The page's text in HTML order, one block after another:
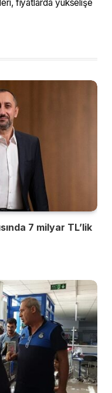
fiyatlarda yükselişe
7 milyar TL’lik